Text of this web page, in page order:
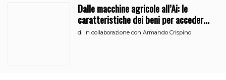
Dalle macchine agricole all’Ai: le
caratteristiche dei beni per accedere
all’iperammortamento
di in collaborazione con Armando Crispino